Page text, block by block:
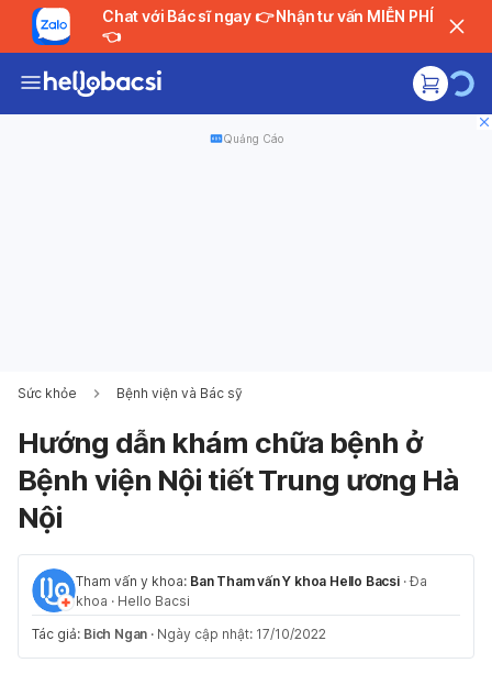
Chat với Bác sĩ ngay 👉 Nhận tư vấn MIỄN PHÍ
👈
Quảng Cáo
Sức khỏe Bệnh viện và Bác sỹ
Hướng dẫn khám chữa bệnh ở
Bệnh viện Nội tiết Trung ương Hà
Nội
Tham vấn y khoa: Ban Tham vấn Y khoa Hello Bacsi ·Đa
khoa · Hello Bacsi
Tác giả: Bich Ngan · Ngày cập nhật: 17/10/2022